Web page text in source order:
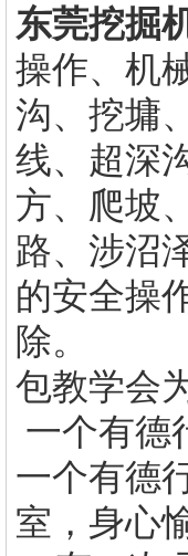
东莞挖掘
操作、机
沟、挖墉
线、超深
方、爬坡
路、涉沼
的安全操
除。
包教学会
一个有德
一个有德
室，身心